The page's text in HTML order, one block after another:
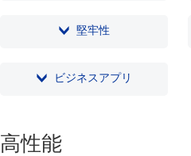
堅牢性
ビジネスアプリ
高性能